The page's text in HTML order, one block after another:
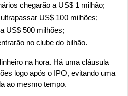
chegarão a US$ 1 milhão;
US$ 100 milhões;
US$ 500 milhões;
no clube do bilhão.
na hora. Há uma cláusula
logo após o IPO, evitando uma
ao mesmo tempo.